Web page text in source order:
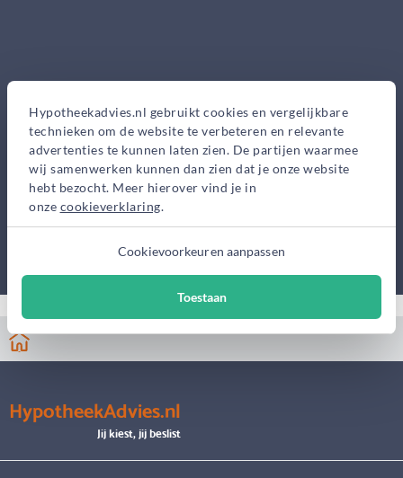
Hypotheekadvies.nl gebruikt cookies en vergelijkbare
technieken om de website te verbeteren en relevante
advertenties te kunnen laten zien. De partijen waarmee
wij samenwerken kunnen dan zien dat je onze website
hebt bezocht. Meer hierover vind je in
onze cookieverklaring.
Cookievoorkeuren aanpassen
Toestaan
HypotheekAdvies.nl
Jij kiest, jij beslist